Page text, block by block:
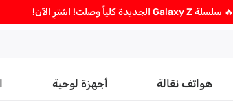
🔥 سلسلة Galaxy Z الجديدة كلياً وصلت! اشترِ الآن!
هواتف نقالة أجهزة لوحية